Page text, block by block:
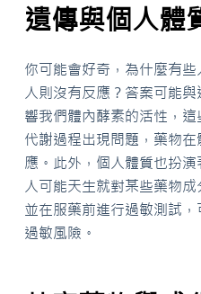
遺傳與個人體
你可能會好奇，為什麼有
人則沒有反應？答案可能
響我們體內酵素的活性，
代謝過程出現問題，藥物
應。此外，個人體質也扮
人可能天生就對某些藥物
並在服藥前進行過敏測試
過敏風險。